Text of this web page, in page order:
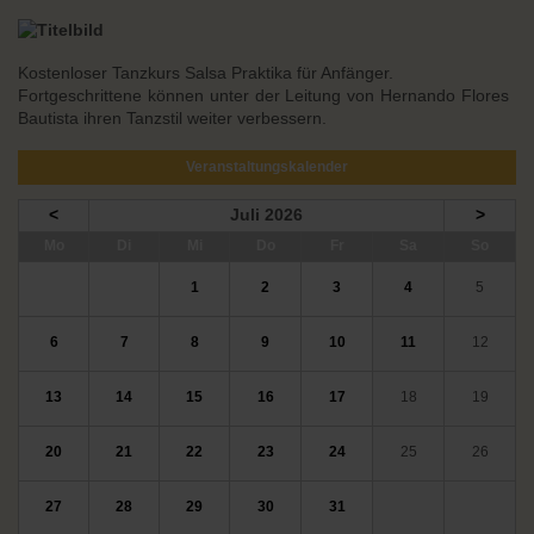
Kostenloser Tanzkurs Salsa Praktika für Anfänger.
Fortgeschrittene können unter der Leitung von Hernando Flores
Bautista ihren Tanzstil weiter verbessern.
Veranstaltungskalender
< Juli 2026 >
1 2 3 4 5
6 7 8 9 10 11 12
13 14 15 16 17 18 19
20 21 22 23 24 25 26
27 28 29 30 31